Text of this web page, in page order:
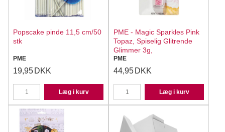
Popscake pinde 11,5 cm/50
stk
PME
19,95 DKK
Læg i kurv
PME - Magic Sparkles Pink
Topaz, Spiselig Glitrende
Glimmer 3g,
PME
44,95 DKK
Læg i kurv